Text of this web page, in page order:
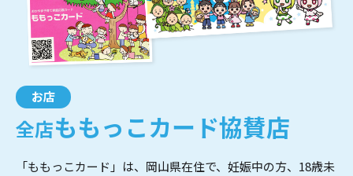
お店
全店ももっこカード協賛店
「ももっこカード」は、岡山県在住で、妊娠中の方、18歳未